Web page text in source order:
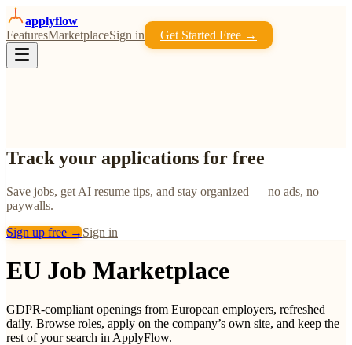
applyflow
FeaturesMarketplaceSign in Get Started Free →
Track your applications for free
Save jobs, get AI resume tips, and stay organized — no ads, no
paywalls.
Sign up free →Sign in
EU Job Marketplace
GDPR-compliant openings from European employers, refreshed
daily. Browse roles, apply on the company’s own site, and keep the
rest of your search in ApplyFlow.